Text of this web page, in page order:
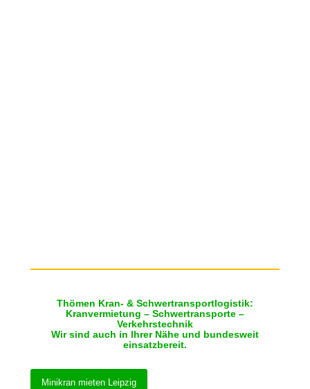
Thömen Kran- & Schwertransportlogistik:
Kranvermietung – Schwertransporte –
Verkehrstechnik
Wir sind auch in Ihrer Nähe und bundesweit
einsatzbereit.
Minikran mieten Leipzig